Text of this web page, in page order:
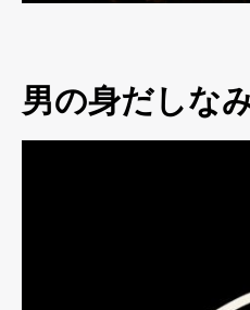
男の身だしな